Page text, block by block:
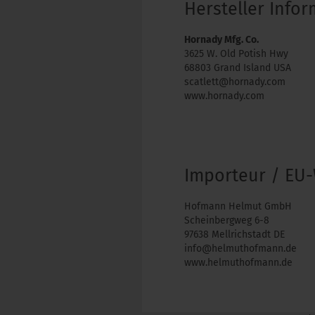
Hersteller
Hornady Mfg. Co.
3625 W. Old Potish Hwy
68803 Grand Island USA
scatlett@hornady.com
www.hornady.com
Importeur /
Hofmann Helmut GmbH
Scheinbergweg 6-8
97638 Mellrichstadt DE
info@helmuthofmann.de
www.helmuthofmann.de